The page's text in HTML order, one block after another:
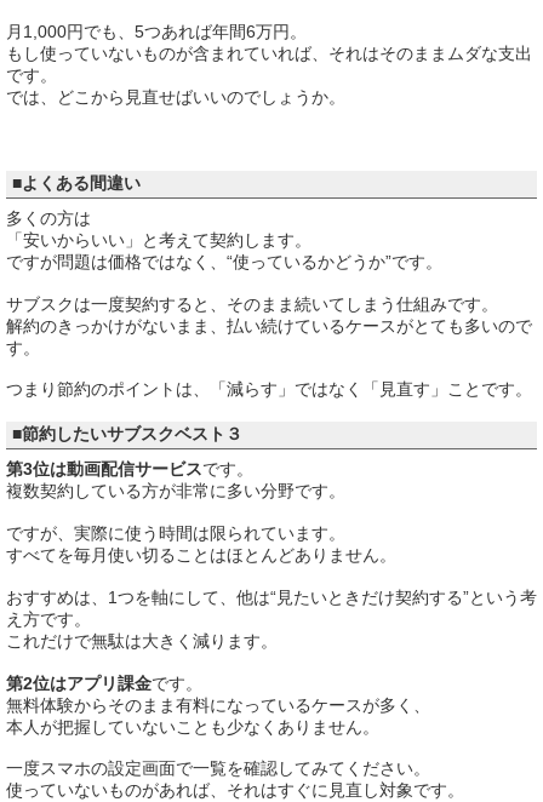
月1,000円でも、5つあれば年間6万円。
もし使っていないものが含まれていれば、それはそのままムダな支出
です。
では、どこから見直せばいいのでしょうか。
■よくある間違い
多くの方は
「安いからいい」と考えて契約します。
ですが問題は価格ではなく、“使っているかどうか”です。
サブスクは一度契約すると、そのまま続いてしまう仕組みです。
解約のきっかけがないまま、払い続けているケースがとても多いので
す。
つまり節約のポイントは、「減らす」ではなく「見直す」ことです。
■節約したいサブスクベスト３
第3位は動画配信サービスです。
複数契約している方が非常に多い分野です。
ですが、実際に使う時間は限られています。
すべてを毎月使い切ることはほとんどありません。
おすすめは、1つを軸にして、他は“見たいときだけ契約する”という考
え方です。
これだけで無駄は大きく減ります。
第2位はアプリ課金です。
無料体験からそのまま有料になっているケースが多く、
本人が把握していないことも少なくありません。
一度スマホの設定画面で一覧を確認してみてください。
使っていないものがあれば、それはすぐに見直し対象です。